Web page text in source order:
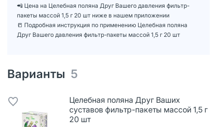
📲 Цена на Целебная поляна Друг Вашего давления фильтр-
пакеты массой 1,5 г 20 шт ниже в нашем приложении
📒 Подробная инструкция по применению Целебная поляна
Друг Вашего давления фильтр-пакеты массой 1,5 г 20 шт
Варианты 5
Целебная поляна Друг Ваших
суставов фильтр-пакеты массой 1,5 г
20 шт